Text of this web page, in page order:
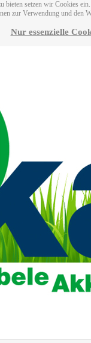
bieten setzen wir Cookies
zur Verwendung und den
Nur essenzielle